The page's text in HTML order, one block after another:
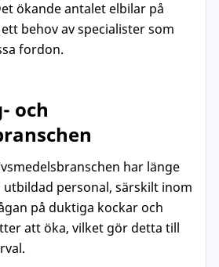
ökande antalet elbilar på
behov av specialister som
fordon.
och
har länge
personal, särskilt inom
på duktiga kockar och
att öka, vilket gör detta till